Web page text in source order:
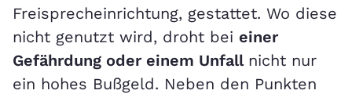
Freisprecheinrichtung, gestattet. Wo diese
nicht genutzt wird, droht bei einer
Gefährdung oder einem Unfall nicht nur
ein hohes Bußgeld. Neben den Punkten